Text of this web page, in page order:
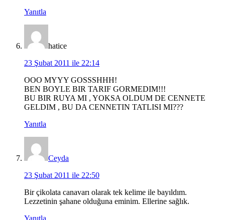
Yanıtla
hatice
23 Şubat 2011 ile 22:14
OOO MYYY GOSSSHHH!
BEN BOYLE BIR TARIF GORMEDIM!!!
BU BIR RUYA MI , YOKSA OLDUM DE CENNETE
GELDIM , BU DA CENNETIN TATLISI MI???
Yanıtla
Ceyda
23 Şubat 2011 ile 22:50
Bir çikolata canavarı olarak tek kelime ile bayıldım.
Lezzetinin şahane olduğuna eminim. Ellerine sağlık.